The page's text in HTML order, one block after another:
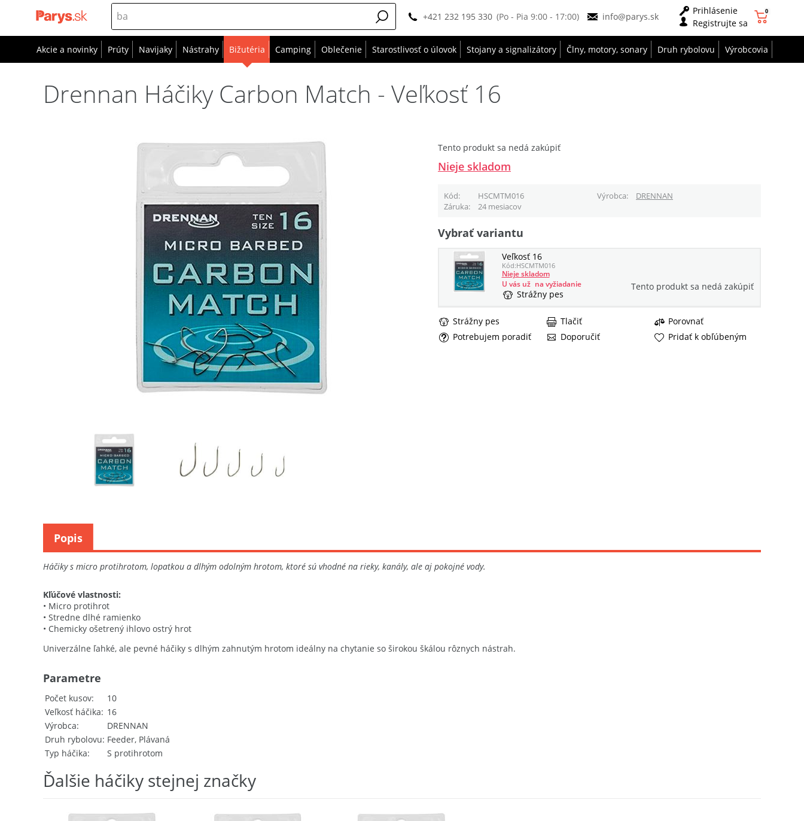
+421 232 195 330 (Po - Pia 9:00 - 17:00) info@parys.sk
Prihlásenie
Registrujte sa
0
Akcie a novinky Prúty Navijaky Nástrahy Bižutéria Camping Oblečenie Starostlivosť o úlovok Stojany a signalizátory Člny, motory, sonary Druh rybolovu Výrobcovia
Drennan Háčiky Carbon Match - Veľkosť 16
Tento produkt sa nedá zakúpiť
Nieje skladom
Kód HSCMTM016 Výrobca
DRENNAN
Záruka
24 mesiacov
Vybrať variantu
Veľkosť 16
Kód:HSCMTM016
Nieje skladom
U vás už na vyžiadanie
Strážny pes
Tento produkt sa nedá zakúpiť
Strážny pes
Porovnať
Potrebujem poradiť
Doporučiť
Tlačiť
Pridať k obľúbeným
Háčiky s micro protihrotom, lopatkou a dlhým odolným hrotom, ktoré sú vhodné na rieky, kanály, ale aj pokojné vody.
Kľúčové vlastnosti:
• Micro protihrot
• Stredne dlhé ramienko
• Chemicky ošetrený ihlovo ostrý hrot
Univerzálne ľahké, ale pevné háčiky s dlhým zahnutým hrotom ideálny na chytanie so širokou škálou rôznych nástrah.
Počet kusov
10
Veľkosť háčika
16
Výrobca
DRENNAN
Druh rybolovu Feeder, Plávaná
Typ háčika
S protihrotom
Parametre
Popis
Ďalšie háčiky stejnej značky